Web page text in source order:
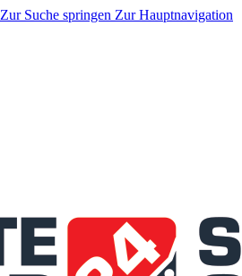
Zur Suche springen Zur Hauptnavigation